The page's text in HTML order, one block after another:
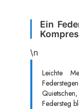
Ein
\n
Leichte
Federsteg